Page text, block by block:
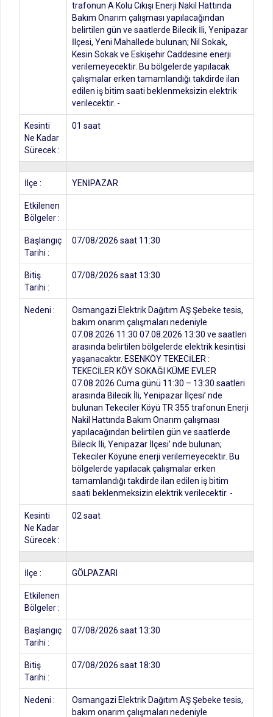
trafonun A Kolu Cıkışı Enerji Nakil Hattında
Bakım Onarım çalışması yapılacağından
belirtilen gün ve saatlerde Bilecik İli, Yenipazar
İlçesi, Yeni Mahallede bulunan; Nil Sokak,
Kesin Sokak ve Eskişehir Caddesine enerji
verilemeyecektir. Bu bölgelerde yapılacak
çalışmalar erken tamamlandığı takdirde ilan
edilen iş bitim saati beklenmeksizin elektrik
verilecektir. -
Kesinti
Ne Kadar
Sürecek :
01 saat
İlçe : YENİPAZAR
Etkilenen
Bölgeler :
Başlangıç
Tarihi :
07/08/2026 saat 11:30
Bitiş
Tarihi :
07/08/2026 saat 13:30
Nedeni :
Osmangazi Elektrik Dağıtım AŞ Şebeke tesis,
bakım onarım çalışmaları nedeniyle
07.08.2026 11:30 07.08.2026 13:30 ve saatleri
arasında belirtilen bölgelerde elektrik kesintisi
yaşanacaktır. ESENKÖY TEKECİLER :
TEKECİLER KÖY SOKAĞI KÜME EVLER
07.08.2026 Cuma günü 11:30 – 13:30 saatleri
arasında Bilecik İli, Yenipazar İlçesi’ nde
bulunan Tekeciler Köyü TR 355 trafonun Enerji
Nakil Hattında Bakım Onarım çalışması
yapılacağından belirtilen gün ve saatlerde
Bilecik İli, Yenipazar İlçesi’ nde bulunan;
Tekeciler Köyüne enerji verilemeyecektir. Bu
bölgelerde yapılacak çalışmalar erken
tamamlandığı takdirde ilan edilen iş bitim
saati beklenmeksizin elektrik verilecektir. -
Kesinti
Ne Kadar
Sürecek :
02 saat
İlçe : GÖLPAZARI
Etkilenen
Bölgeler :
Başlangıç
Tarihi :
07/08/2026 saat 13:30
Bitiş
Tarihi :
07/08/2026 saat 18:30
Nedeni :
Osmangazi Elektrik Dağıtım AŞ Şebeke tesis,
bakım onarım çalışmaları nedeniyle